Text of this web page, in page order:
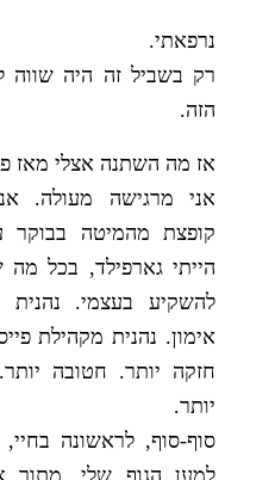
נרפאתי.
רק בשביל זה היה שווה
הזה.
אז מה השתנה אצלי מאז
אני מרגישה מעולה.
קופצת מהמיטה בבוקר
הייתי גארפילד, בכל
להשקיע בעצמי.
אימון. נהנית מקהילת
חזקה יותר. חטובה
יותר.
סוף-סוף, לראשונה
למען הגוף שלי. מתוך